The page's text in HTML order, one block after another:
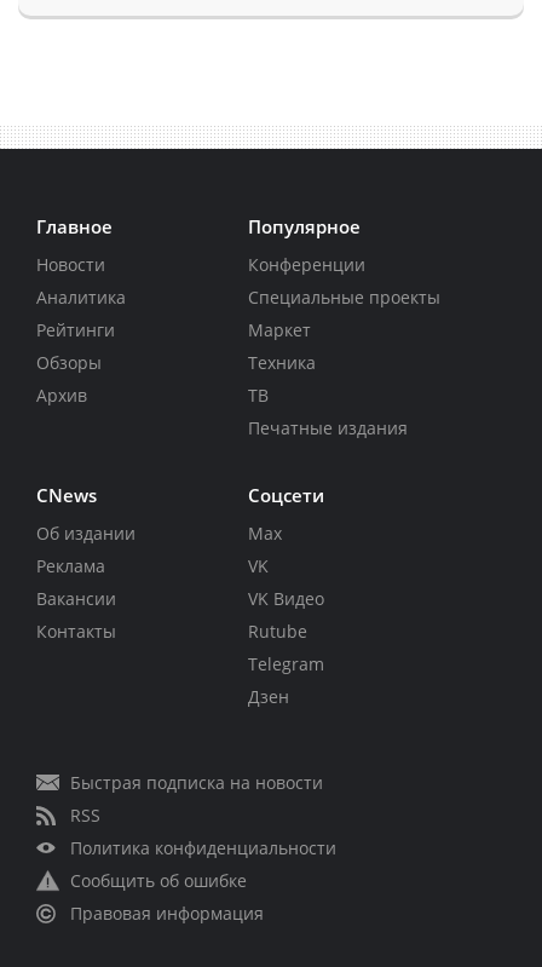
Главное
Новости
Аналитика
Рейтинги
Обзоры
Архив
Популярное
Конференции
Специальные проекты
Маркет
Техника
ТВ
Печатные издания
CNews
Об издании
Реклама
Вакансии
Контакты
Соцсети
Max
VK
VK Видео
Rutube
Telegram
Дзен
Быстрая подписка на новости
RSS
Политика конфиденциальности
Сообщить об ошибке
Правовая информация